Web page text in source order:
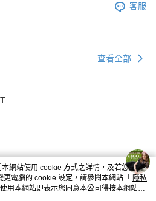
客服
查看全部
網站使用 cookie 方式之詳情，及若您不希
電腦的 cookie 設定，請參閱本網站「 隱私
用本網站即表示您同意本公司得按本網站使